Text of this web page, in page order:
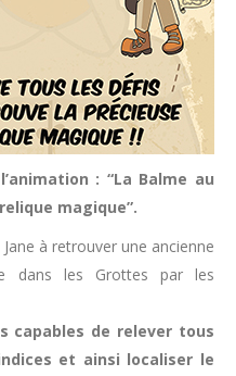
: “La Balme au
magique”.
à retrouver une ancienne
dans les Grottes par les
capables de relever tous
et ainsi localiser le